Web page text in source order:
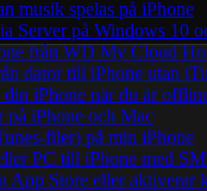
musik spelas på iPhone
Server på Windows 10
från WD My Cloud
dator till iPhone utan
iPhone när du är
på iPhone och Mac
filer) på min iPhone
PC till iPhone med
App Store eller aktiverar